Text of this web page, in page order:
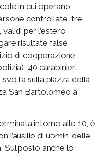
in cui operano
controllate, tre
per l’estero
risultate false
di cooperazione
40 carabinieri
svolta sulla piazza della
San Bartolomeo a
intorno alle 10, è
l’ausilio di uomini delle
Sul posto anche lo